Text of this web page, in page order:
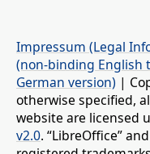
Impressum (Legal
(non-binding English
German version) |
otherwise specified,
website are licensed
v2.0. “LibreOffice”